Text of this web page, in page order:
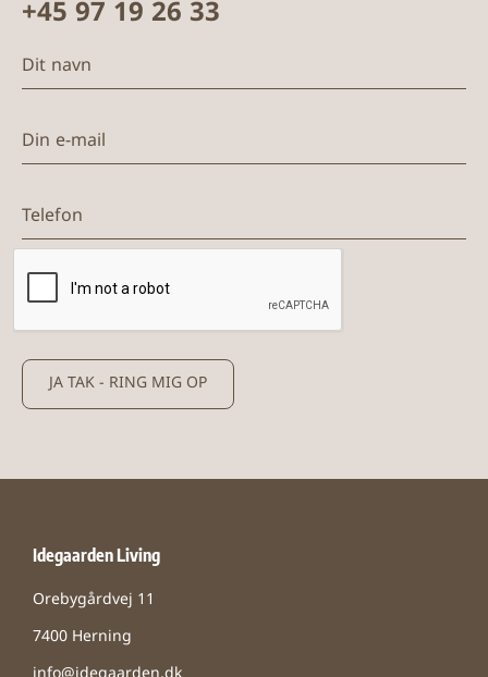
+45 97 19 26 33
JA TAK - RING MIG OP
Idegaarden Living
Orebygårdvej 11
7400 Herning